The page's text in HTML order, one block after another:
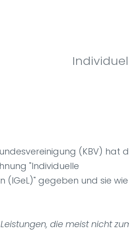
(KBV) hat
"Individuelle
(IGeL)" gegeben und sie
die meist nicht